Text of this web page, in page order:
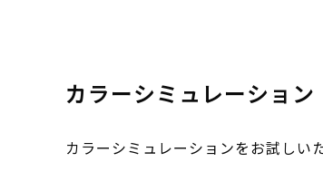
カラーシミュレーション
カラーシミュレーションをお試しい